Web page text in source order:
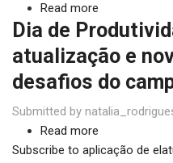
e
por
que
fazê-
la
Read more
EMATER
alerta
para
sinais
de
da
Dia de
atualização e
desafios do
Submitted by
Read more
Dia
Subscribe to aplicação de